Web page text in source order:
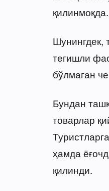
қилинмоқда.
Шунингдек,
тегишли
бўлмаган
Бундан
товарлар
ҳамда
қилинди.